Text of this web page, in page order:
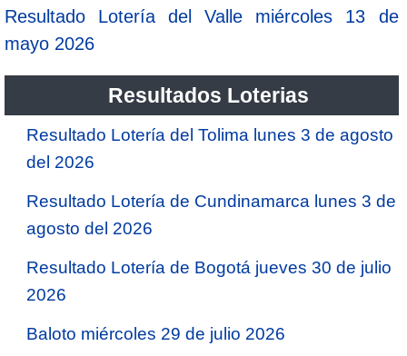
Resultado Lotería del Valle miércoles 13 de
mayo 2026
Resultados Loterias
Resultado Lotería del Tolima lunes 3 de agosto
del 2026
Resultado Lotería de Cundinamarca lunes 3 de
agosto del 2026
Resultado Lotería de Bogotá jueves 30 de julio
2026
Baloto miércoles 29 de julio 2026